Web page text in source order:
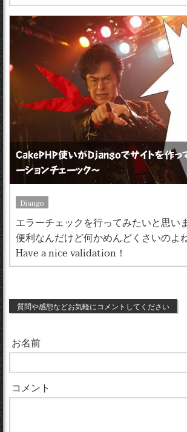
CakePHP使いがDjangoでサイトを作
ーションチェーック〜
Django
エラーチェックを行ってみたいと思い
便利なんだけど何かめんどくさいのよ
Have a nice validation！
質問や感想などお気軽にコメントしてください
お名前
コメント